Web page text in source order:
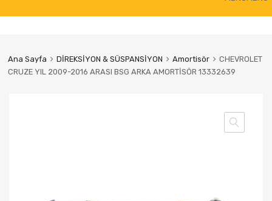
content
Ana Sayfa DİREKSİYON & SÜSPANSİYON Amortisör
CHEVROLET
CRUZE YIL 2009-2016 ARASI BSG ARKA AMORTİSÖR 13332639